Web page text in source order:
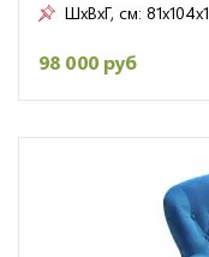
ШxВxГ, см:
98 000 руб